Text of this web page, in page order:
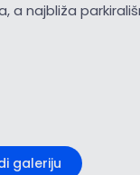
a najbliža
galeriju